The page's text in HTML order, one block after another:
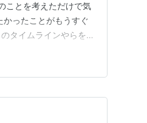
ことを考えただけで気
ったことがもうすぐ
タイムラインやらを用
ありがたい。 とはい